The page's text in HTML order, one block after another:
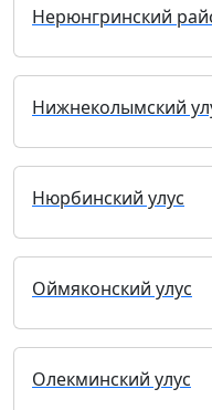
Нерюнгринский
Нижнеколымский
Нюрбинский улус
Оймяконский улус
Олекминский улус